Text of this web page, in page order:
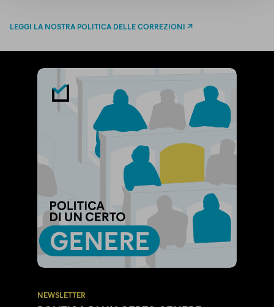
LEGGI LA NOSTRA POLITICA DELLE CORREZIONI
NEWSLETTER